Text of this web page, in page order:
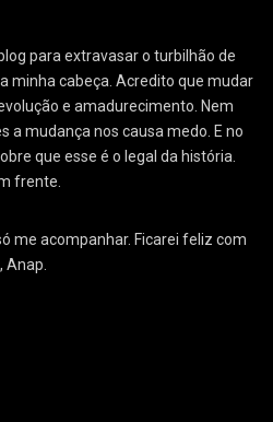
para extravasar o turbilhão de
minha cabeça. Acredito que mudar
e amadurecimento. Nem
a mudança nos causa medo. E no
que esse é o legal da história.
frente.
me acompanhar. Ficarei feliz com
Anap.